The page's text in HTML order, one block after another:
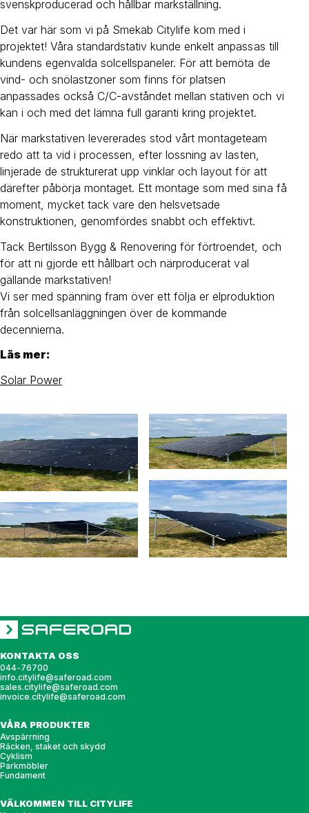
svenskproducerad och hållbar markställning.
Det var här som vi på Smekab Citylife kom med i
projektet! Våra standardstativ kunde enkelt anpassas till
kundens egenvalda solcellspaneler. För att bemöta de
vind- och snölastzoner som finns för platsen
anpassades också C/C-avståndet mellan stativen och vi
kan i och med det lämna full garanti kring projektet.
När markstativen levererades stod vårt montageteam
redo att ta vid i processen, efter lossning av lasten,
linjerade de strukturerat upp vinklar och layout för att
därefter påbörja montaget. Ett montage som med sina få
moment, mycket tack vare den helsvetsade
konstruktionen, genomfördes snabbt och effektivt.
Tack Bertilsson Bygg & Renovering för förtroendet, och
för att ni gjorde ett hållbart och närproducerat val
gällande markstativen!
Vi ser med spänning fram över ett följa er elproduktion
från solcellsanläggningen över de kommande
decennierna.
Läs mer:
Solar Power
KONTAKTA OSS
044-76700
info.citylife@saferoad.com
sales.citylife@saferoad.com
invoice.citylife@saferoad.com
VÅRA PRODUKTER
Avspärrning
Räcken, staket och skydd
Cyklism
Parkmöbler
Fundament
VÄLKOMMEN TILL CITYLIFE